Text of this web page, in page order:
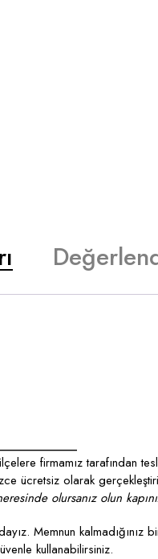
firmamız tarafından
ücretsiz olarak
olursanız olun
Memnun
kullanabilirsiniz.